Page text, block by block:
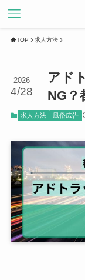
TOP 求人方法
アド
NG？
2026
4/28
求人方法 風俗広告